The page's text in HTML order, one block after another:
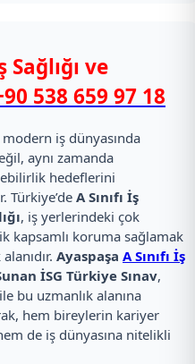
Sağlığı ve
538 659 97 18
modern iş dünyasında
aynı zamanda
hedeflerini
Türkiye’de A Sınıfı İş
, iş yerlerindeki çok
kapsamlı koruma sağlamak
Ayaspaşa A Sınıfı İş
İSG Türkiye Sınav,
bu uzmanlık alanına
hem bireylerin kariyer
de iş dünyasına nitelikli